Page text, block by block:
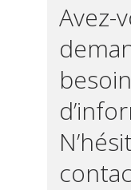
Avez-
besoin